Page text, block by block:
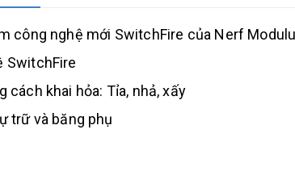
công nghệ mới SwitchFire của Nerf
SwitchFire
cách khai hỏa: Tỉa, nhả, xấy
trữ và băng phụ